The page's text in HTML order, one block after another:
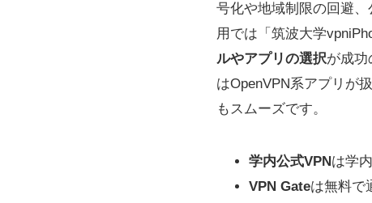
号化や地域制限の回避
用では「筑波大学
ルやアプリの選択が成功
はOpenVPN系アプリが
もスムーズです。
学内公式VPNは学
VPN Gateは無料で